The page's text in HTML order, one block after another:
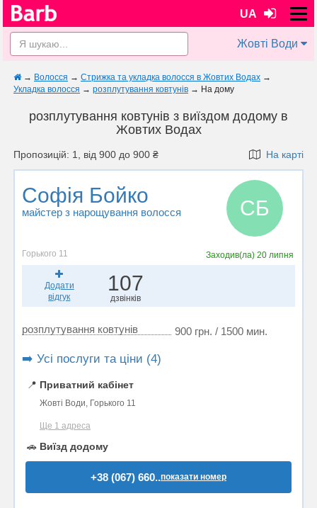
UA
Жовті Води
→ Волосся → Стрижка та укладка волосся в Жовтих Водах →
Укладка волосся → розплутування ковтунів → На дому
розплутування ковтунів з виїздом додому в
Жовтих Водах
Пропозицій: 1, від 900 до 900 ₴ На карті
Софія Бойко
майстер з нарощування волосся СБ
Горького 11 Заходив(ла) 20 липня
Додати
відгук
107
дзвінків
розплутування ковтунів 900 грн. / 1500 мин.
➡️ Усі послуги та ціни (4)
📍 Приватний кабінет
Жовті Води, Горького 11
Ще 1 адреса
🚗 Виїзд додому
+38 (067) 660..показати номер